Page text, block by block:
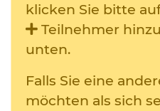
klicken Sie bitte
Teilnehmer
unten.
Falls Sie eine
möchten als sich